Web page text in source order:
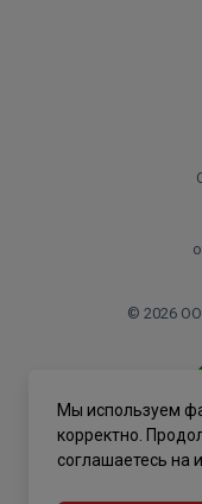
© 2026
Мы используем
корректно.
соглашаетесь на